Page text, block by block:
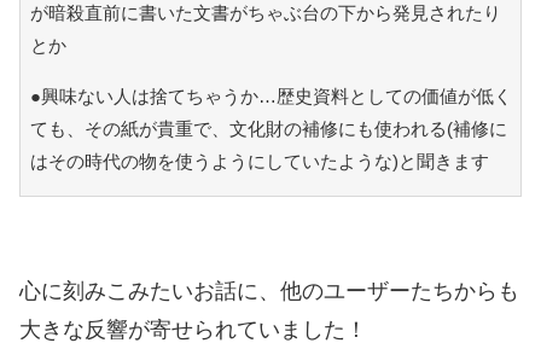
が暗殺直前に書いた文書がちゃぶ台の下から発見されたり
とか
●興味ない人は捨てちゃうか…歴史資料としての価値が低く
ても、その紙が貴重で、文化財の補修にも使われる(補修に
はその時代の物を使うようにしていたような)と聞きます
心に刻みこみたいお話に、他のユーザーたちからも
大きな反響が寄せられていました！